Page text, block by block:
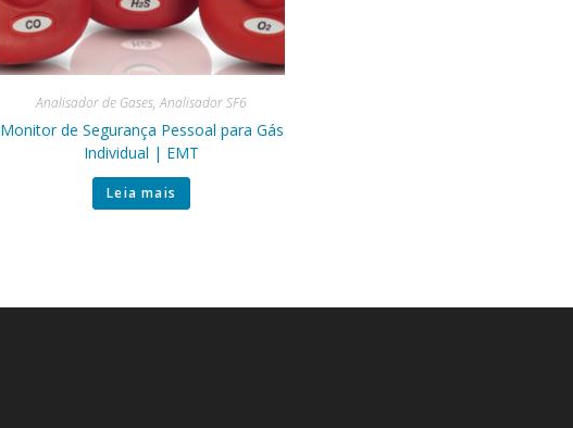
Analisador de Gases,Analisador SF6
Monitor de Segurança Pessoal para Gás
Individual | EMT
Leia mais